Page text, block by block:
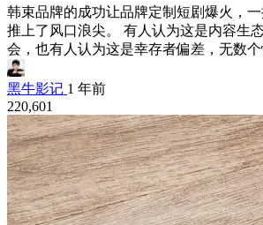
韩束品牌的成功让品牌定制短剧爆火，
推上了风口浪尖。 有人认为这是内容生
会，也有人认为这是幸存者偏差，无数
黑牛影记 1 年前
220,601